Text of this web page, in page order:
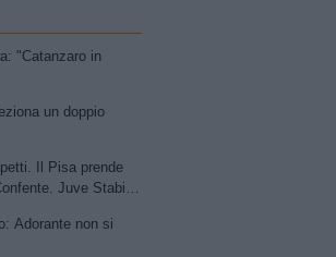
"Catanzaro in
un doppio
Il Pisa prende
Juve Stabia
Adorante non si